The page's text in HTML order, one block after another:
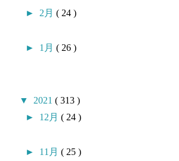
► 2月( 24 )
► 1月( 26 )
▼ 2021( 313 )
► 12月( 24 )
► 11月( 25 )